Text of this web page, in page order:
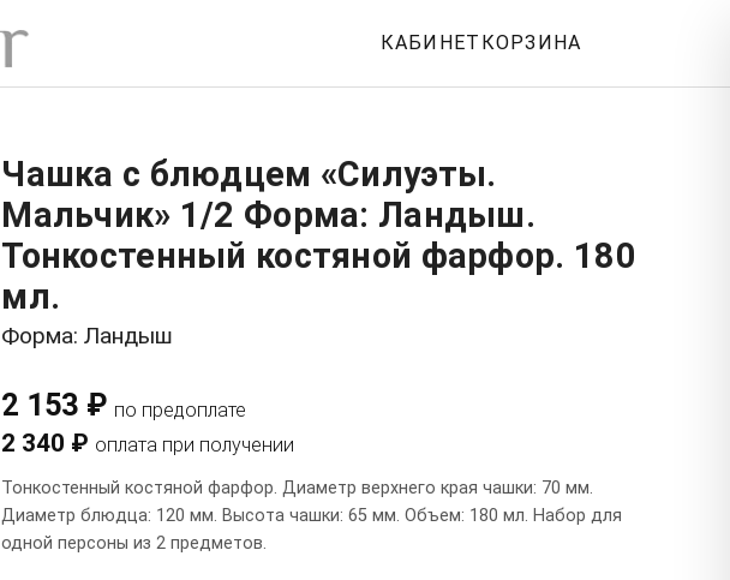
КАБИНЕТ КОРЗИНА
Чашка с блюдцем «Силуэты.
Мальчик» 1/2 Форма: Ландыш.
Тонкостенный костяной фарфор. 180
мл.
Форма: Ландыш
2 153 ₽ по предоплате
2 340 ₽ оплата при получении
Тонкостенный костяной фарфор. Диаметр верхнего края чашки: 70 мм.
Диаметр блюдца: 120 мм. Высота чашки: 65 мм. Объем: 180 мл. Набор для
одной персоны из 2 предметов.